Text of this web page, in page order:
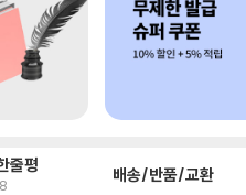
줄평 배송/반품/교환